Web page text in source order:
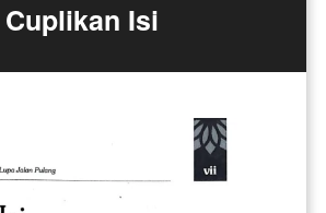
Cuplikan Isi